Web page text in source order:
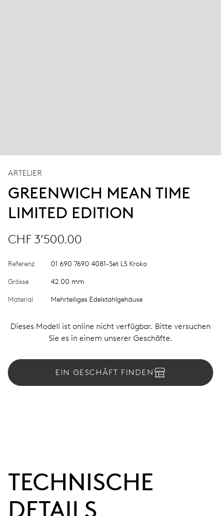
ARTELIER
GREENWICH MEAN TIME
LIMITED EDITION
CHF 3’500.00
Referenz 01 690 7690 4081-Set LS Kroko
Grösse 42.00 mm
Material Mehrteiliges Edelstahlgehäuse
Dieses Modell ist online nicht verfügbar. Bitte versuchen
Sie es in einem unserer Geschäfte.
EIN GESCHÄFT FINDEN
TECHNISCHE
DETAILS